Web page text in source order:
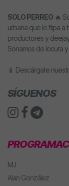
SOLO PERREO 🔥
urbana que le flipa a
productores y
Sonamos de locura
📱 Descárgate
SÍGUENOS
MJ
Alan González